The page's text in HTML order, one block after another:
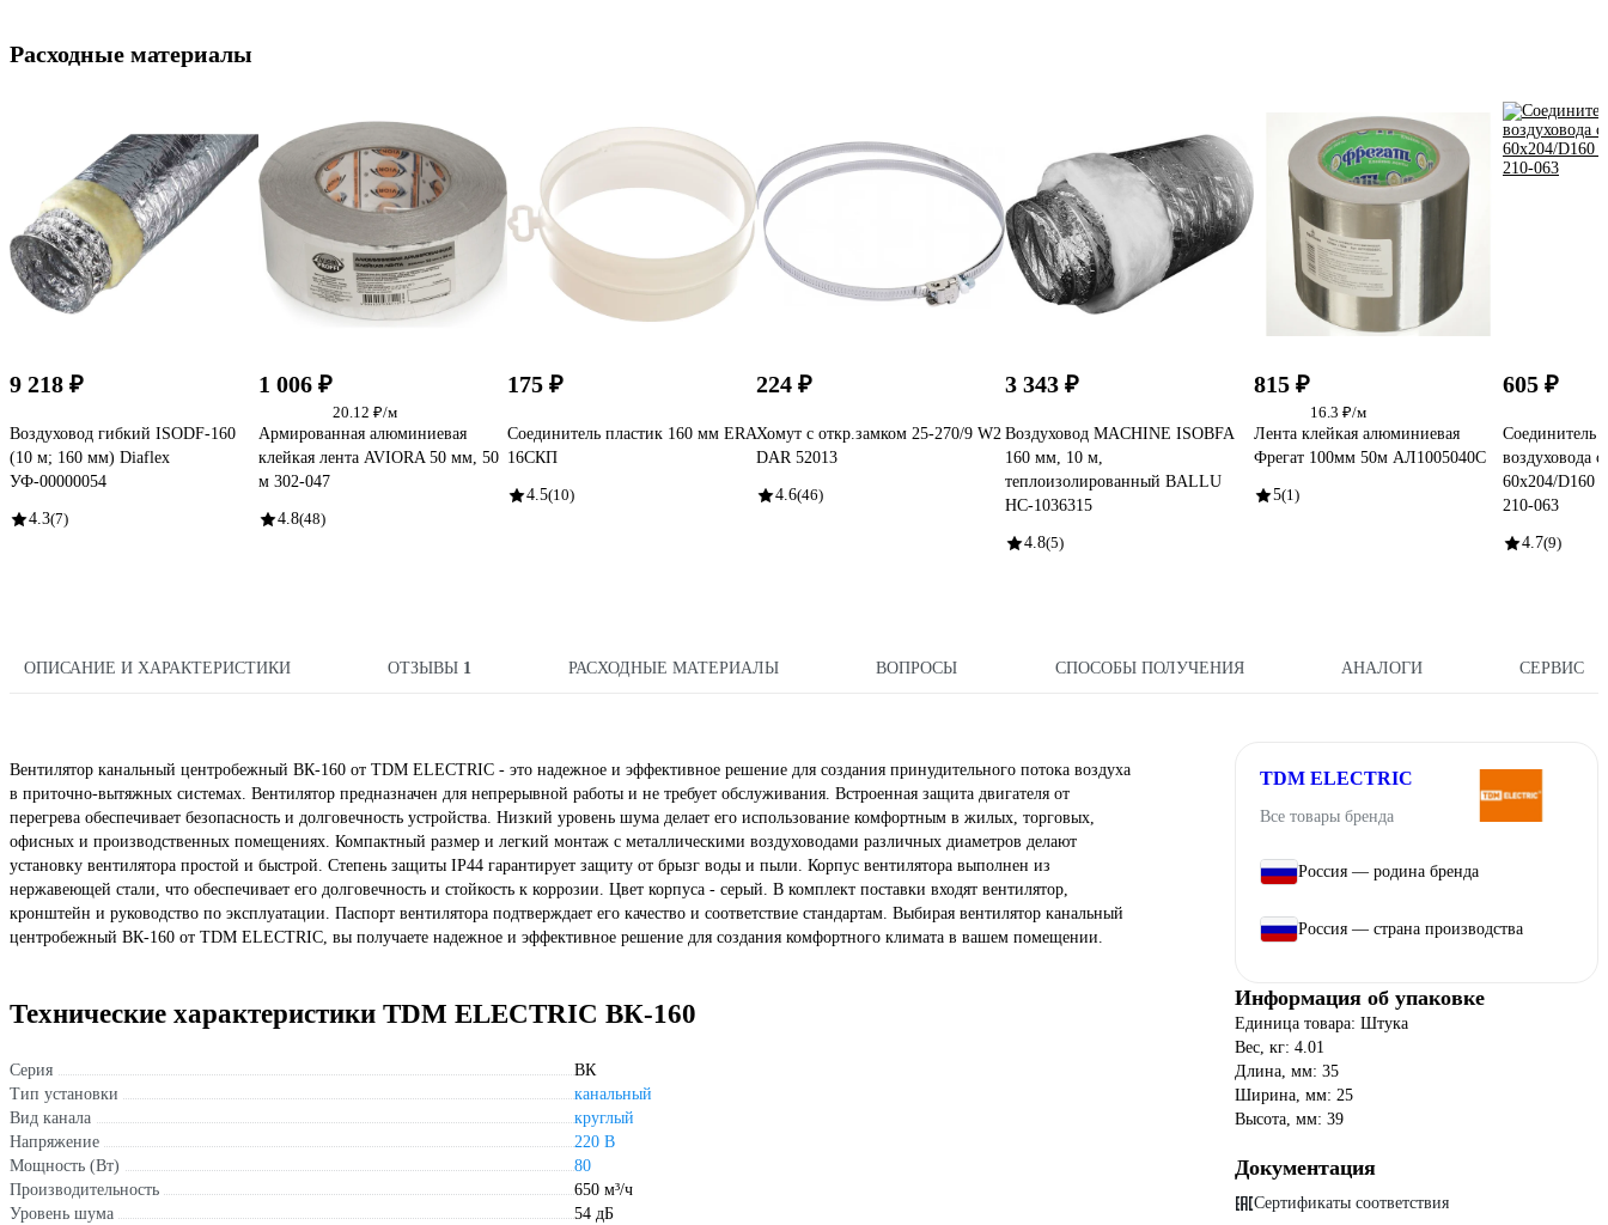
Расходные материалы
9 218 ₽
Воздуховод гибкий ISODF-160
(10 м; 160 мм) Diaflex
УФ-00000054
4.3(7)
1 006 ₽
20.12 ₽/м
Армированная алюминиевая
клейкая лента AVIORA 50 мм, 50
м 302-047
4.8(48)
175 ₽
Соединитель пластик 160 мм ERA
16СКП
4.5(10)
224 ₽
Хомут с откр.замком 25-270/9 W2
DAR 52013
4.6(46)
3 343 ₽
Воздуховод MACHINE ISOBFA
160 мм, 10 м,
теплоизолированный BALLU
НС-1036315
4.8(5)
815 ₽
16.3 ₽/м
Лента клейкая алюминиевая
Фрегат 100мм 50м АЛ1005040С
5(1)
605 ₽
Соединитель
воздуховода
60х204/D160
210-063
4.7(9)
ОПИСАНИЕ И ХАРАКТЕРИСТИКИ ОТЗЫВЫ 1 РАСХОДНЫЕ МАТЕРИАЛЫ ВОПРОСЫ СПОСОБЫ ПОЛУЧЕНИЯ АНАЛОГИ СЕРВИС
Вентилятор канальный центробежный ВК-160 от TDM ELECTRIC - это надежное и эффективное решение для создания принудительного потока воздуха
в приточно-вытяжных системах. Вентилятор предназначен для непрерывной работы и не требует обслуживания. Встроенная защита двигателя от
перегрева обеспечивает безопасность и долговечность устройства. Низкий уровень шума делает его использование комфортным в жилых, торговых,
офисных и производственных помещениях. Компактный размер и легкий монтаж с металлическими воздуховодами различных диаметров делают
установку вентилятора простой и быстрой. Степень защиты IP44 гарантирует защиту от брызг воды и пыли. Корпус вентилятора выполнен из
нержавеющей стали, что обеспечивает его долговечность и стойкость к коррозии. Цвет корпуса - серый. В комплект поставки входят вентилятор,
кронштейн и руководство по эксплуатации. Паспорт вентилятора подтверждает его качество и соответствие стандартам. Выбирая вентилятор канальный
центробежный ВК-160 от TDM ELECTRIC, вы получаете надежное и эффективное решение для создания комфортного климата в вашем помещении.
Технические характеристики TDM ELECTRIC ВК-160
Серия
ВК
Тип установки
канальный
Вид канала
круглый
Напряжение
220 В
Мощность (Вт)
80
Производительность
650 м³/ч
Уровень шума
54 дБ
TDM ELECTRIC
Все товары бренда
Россия — родина бренда
Россия — страна производства
Информация об упаковке
Единица товара: Штука
Вес, кг: 4.01
Длина, мм: 35
Ширина, мм: 25
Высота, мм: 39
Документация
Сертификаты соответствия